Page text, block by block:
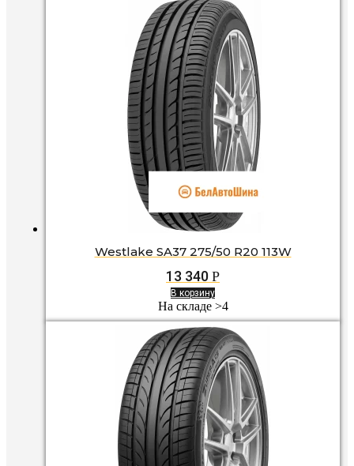
Westlake SA37 275/50 R20 113W
13 340 Р
В корзину
На складе >4